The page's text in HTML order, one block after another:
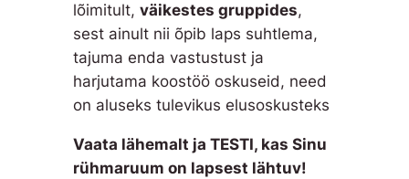
lõimitult, väikestes gruppides,
sest ainult nii õpib laps suhtlema,
tajuma enda vastustust ja
harjutama koostöö oskuseid, need
on aluseks tulevikus elusoskusteks
Vaata lähemalt ja TESTI, kas Sinu
rühmaruum on lapsest lähtuv!